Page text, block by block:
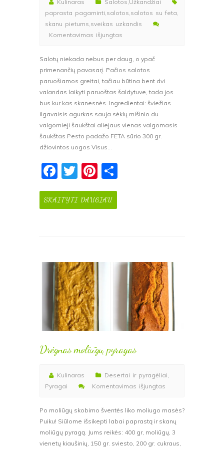
Kulinaras Salotos Užkandžiai
paprasta pagaminti salotos salotos su feta
skanu pietums sveikas uzkandis
Komentavimas išjungtas
feta
agurkais
Salotų niekada nebus per daug, o ypač
primenančių pavasarį. Pačios salotos
paruošiamos greitai, tačiau būtina bent dvi
valandas laikyti paruoštas šaldytuve, tada jos
bus kur kas skanesnės. Ingredientai: šviežias
ilgavaisis agurkas sauja sėklų mišinio du
valgomieji šaukštai aliejaus vienas valgomasis
šaukštas Pesto padažo FETA sūrio 300 gr.
džiovintos uogos Visus…
F
a
c
b
o
k
T
w
itt
Pi
nt
er
st
SKAITYTI DAUGIAU
Drėgnas moliūgų pyragas
Kulinaras Desertai ir pyragėliai,
Pyragai
Komentavimas išjungtas
moliūgų
pyragas
Po moliūgų skobimo šventės liko moliugo masės?
Puiku! Siūlome išsikepti labai paprastą ir skanų
moliūgų pyragą. Jums reikės: 400 gr, moliūgų, 3
vienetų kiaušinių, 150 gr. sviesto, 200 gr. cukraus,